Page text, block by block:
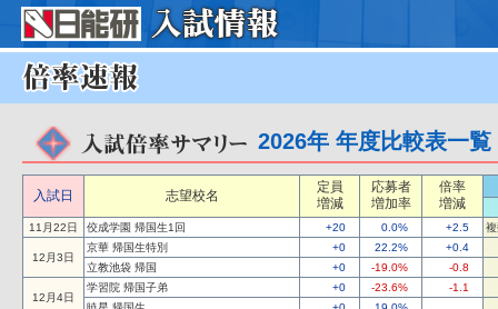
2026年 年度比較表一覧
入試日 志望校名
定員
増減
応募者
増加率
倍率
増減
11月22日 佼成学園 帰国生1回 +20 0.0% +2.5
12月3日
京華 帰国生特別 +0 22.2%
+0.4
立教池袋 帰国
+0 -19.0% -0.8
12月4日
学習院 帰国子弟 +0 -23.6%
-1.1